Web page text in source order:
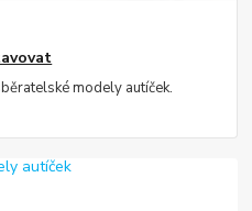
modely autíček.